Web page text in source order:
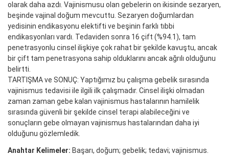
olarak daha azdı. Vajinismusu olan gebelerin on ikisinde sezaryen,
beşinde vajinal doğum mevcuttu. Sezaryen doğumlardan
yedisinin endikasyonu elektifti ve beşinin farklı tıbbi
endikasyonları vardı. Tedaviden sonra 16 çift (%94.1), tam
penetrasyonlu cinsel ilişkiye çok rahat bir şekilde kavuştu, ancak
bir çift tam penetrasyona sahip olduklarını ancak ağrılı olduğunu
belirtti.
TARTIŞMA ve SONUÇ: Yaptığımız bu çalışma gebelik sırasında
vajinismus tedavisi ile ilgili ilk çalışmadır. Cinsel ilişki olmadan
zaman zaman gebe kalan vajinismus hastalarının hamilelik
sırasında güvenli bir şekilde cinsel terapi alabileceğini ve
sonuçların gebe olmayan vajinismus hastalarından daha iyi
olduğunu gözlemledik.
Anahtar Kelimeler: Başarı, doğum; gebelik; tedavi; vajinismus.